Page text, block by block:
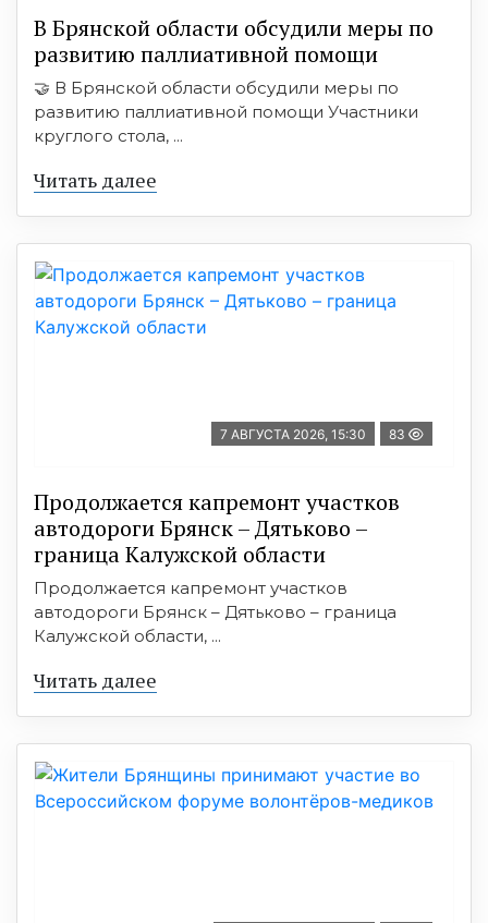
В Брянской области обсудили меры по
развитию паллиативной помощи
🤝 В Брянской области обсудили меры по
развитию паллиативной помощи Участники
круглого стола, ...
Читать далее
7 АВГУСТА 2026, 15:30 83
Продолжается капремонт участков
автодороги Брянск – Дятьково –
граница Калужской области
Продолжается капремонт участков
автодороги Брянск – Дятьково – граница
Калужской области, ...
Читать далее